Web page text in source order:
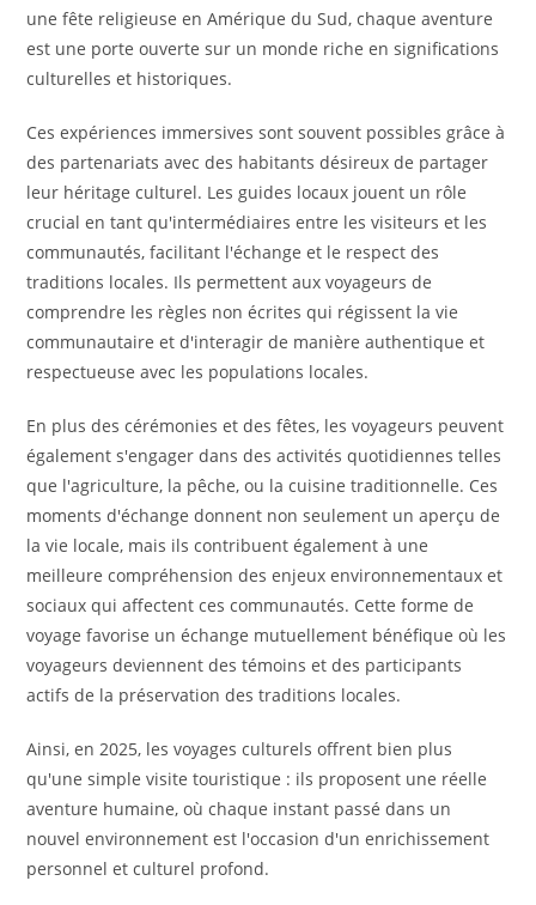
une fête religieuse en Amérique du Sud, chaque aventure
est une porte ouverte sur un monde riche en significations
culturelles et historiques.
Ces expériences immersives sont souvent possibles grâce à
des partenariats avec des habitants désireux de partager
leur héritage culturel. Les guides locaux jouent un rôle
crucial en tant qu'intermédiaires entre les visiteurs et les
communautés, facilitant l'échange et le respect des
traditions locales. Ils permettent aux voyageurs de
comprendre les règles non écrites qui régissent la vie
communautaire et d'interagir de manière authentique et
respectueuse avec les populations locales.
En plus des cérémonies et des fêtes, les voyageurs peuvent
également s'engager dans des activités quotidiennes telles
que l'agriculture, la pêche, ou la cuisine traditionnelle. Ces
moments d'échange donnent non seulement un aperçu de
la vie locale, mais ils contribuent également à une
meilleure compréhension des enjeux environnementaux et
sociaux qui affectent ces communautés. Cette forme de
voyage favorise un échange mutuellement bénéfique où les
voyageurs deviennent des témoins et des participants
actifs de la préservation des traditions locales.
Ainsi, en 2025, les voyages culturels offrent bien plus
qu'une simple visite touristique : ils proposent une réelle
aventure humaine, où chaque instant passé dans un
nouvel environnement est l'occasion d'un enrichissement
personnel et culturel profond.